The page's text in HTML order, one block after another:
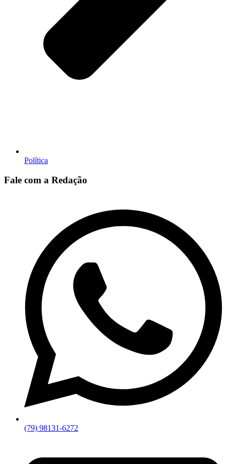
Política
Fale com a Redação
(79) 98131-6272